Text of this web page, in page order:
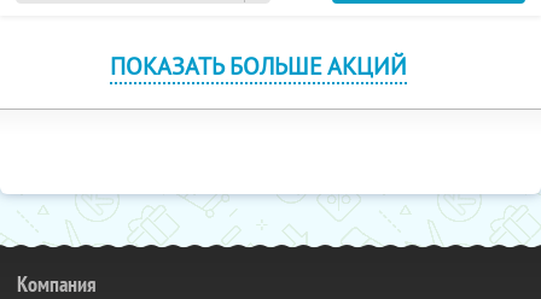
ПОКАЗАТЬ БОЛЬШЕ АКЦИЙ
Компания